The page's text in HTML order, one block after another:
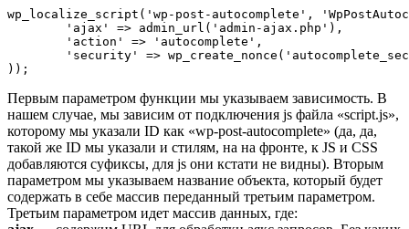
wp_localize_script('wp-post-autocomplete',
Первым параметром функции мы указываем зависимость. В
нашем случае, мы зависим от подключения js файла «script.js»,
которому мы указали ID как «wp-post-autocomplete» (да, да,
такой же ID мы указали и стилям, на на фронте, к JS и CSS
добавляются суфиксы, для js они кстати не видны). Вторым
параметром мы указываем название объекта, который будет
содержать в себе массив переданный третьим параметром.
Третьим параметром идет массив данных, где: